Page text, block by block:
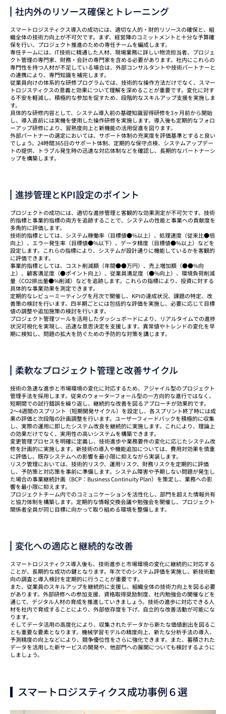
社内外のリソース確保とトレーニング
スマートロジスティクス導入の成功には、適切な人的・財的リソースの確保と、組
織全体の技術力向上が不可欠です。まず、経営陣のコミットメントと十分な予算確
保を行い、プロジェクト推進のための専任チームを編成します。
専任チームには、IT技術に精通した人材、現場業務に詳しい物流担当者、プロジェ
クト管理の専門家、財務・会計の専門家を含める必要があります。社内にこれらの
専門性を持つ人材が不足している場合は、外部コンサルタントや技術パートナーと
の連携により、専門知識を補完します。
従業員向けの体系的な研修プログラムでは、技術的な操作方法だけでなく、スマー
トロジスティクスの意義と効果について理解を深めることが重要です。変化に対す
る不安を軽減し、積極的な参加を促すため、段階的なスキルアップ支援を実施しま
す。
具体的な研修内容として、システム導入前の基礎知識習得研修を3ヶ月前から開始
し、導入直前には実機を使用した操作研修を実施します。導入後も定期的なフォロ
ーアップ研修により、習熟度向上と新機能の活用促進を図ります。
外部パートナーの選定においては、サポート体制の充実度を評価基準とすると良い
でしょう。24時間365日のサポート体制、定期的な保守点検、システムアップデー
トの提供、トラブル発生時の迅速な対応体制などを確認し、長期的なパートナーシ
ップを構築します。
進捗管理とKPI設定のポイント
プロジェクトの成功には、適切な進捗管理と客観的な効果測定が不可欠です。技術
的指標と事業的指標の両方を追跡することで、システムの性能と事業への貢献度を
多角的に評価します。
技術的指標としては、システム稼働率（目標値●%以上）、処理速度（従来比●倍
向上）、エラー発生率（目標値●%以下）、データ精度（目標値●%以上）などを
設定します。これらの指標により、システムが設計通りに機能しているかを客観的
に評価できます。
事業的指標としては、コスト削減額（年間●●万円）、売上増加額（●●%向
上）、顧客満足度（●ポイント向上）、従業員満足度（●%向上）、環境負荷削減
量（CO2排出量●%削減）などを追跡します。これらの指標により、投資に対する
具体的な事業効果を測定できます。
定期的なレビューミーティングを月次で開催し、KPIの達成状況、課題の特定、改
善策の検討を行います。四半期ごとには包括的な評価を実施し、必要に応じて目標
値の調整や追加施策の検討を行います。
プロジェクト管理ツールを活用したダッシュボードにより、リアルタイムでの進捗
状況可視化を実現し、迅速な意思決定を支援します。異常値やトレンドの変化を早
期に検知し、問題の拡大を防ぐための予防的な対策を講じます。
柔軟なプロジェクト管理と改善サイクル
技術の急速な進歩と市場環境の変化に対応するため、アジャイル型のプロジェクト
管理手法を採用します。従来のウォーターフォール型の一方向的な進行ではなく、
短期間での試行錯誤を繰り返し、継続的な改善を図るアプローチが効果的です。
2〜4週間のスプリント（短期開発サイクル）を設定し、各スプリント終了時には成
果の評価と次段階の計画調整を行います。ユーザーフィードバックを積極的に収集
し、実際の運用に即したシステム改良を継続的に実施します。これにより、理論上
の効果だけでなく、実用性の高いシステムを構築できます。
変更管理プロセスを明確に定義し、技術進歩や業務要件の変化に応じたシステム改
修を計画的に実施します。新技術の導入や機能追加については、費用対効果を慎重
に評価し、既存システムへの影響を最小限に抑えながら実装します。
リスク管理においては、技術的リスク、運用リスク、財務リスクを定期的に評価
し、予防策と対応策を事前に準備します。システム障害や予期しない問題が発生し
た場合の事業継続計画（BCP：Business Continuity Plan）を策定し、業務への影
響を最小限に抑えます。
プロジェクトチーム内でのコミュニケーションを活性化し、部門を超えた情報共有
と協力体制を構築します。定期的な情報交換会議や勉強会を開催し、プロジェクト
関係者全員が同じ目標に向かって取り組める環境を整備します。
変化への適応と継続的な改善
スマートロジスティクス導入後も、技術進歩と市場環境の変化に継続的に対応する
ことが、長期的な成功の鍵となります。年次でのシステム評価を実施し、新技術動
向の調査と導入検討を定期的に行うことが重要です。
また、従業員のスキルアップを継続的に支援し、組織全体の技術力向上を図る必要
があります。外部研修への参加支援、資格取得奨励制度、社内勉強会の開催などを
通じて、デジタル人材の育成を推進していきましょう。技術の進歩に対応できる人
材を社内で育成することにより、外部依存度を下げ、自立的な改善活動が可能にな
ります。
そしてデータ活用の高度化により、収集されたデータから新たな価値創出を図るこ
とも重要な要素となります。機械学習モデルの精度向上、新たな分析手法の導入、
予測精度の向上などにより、競争優位性をさらに強化できます。また、蓄積された
データを活用した新サービスの開発や、他部門への展開についても検討するように
しましょう。
スマートロジスティクス成功事例６選